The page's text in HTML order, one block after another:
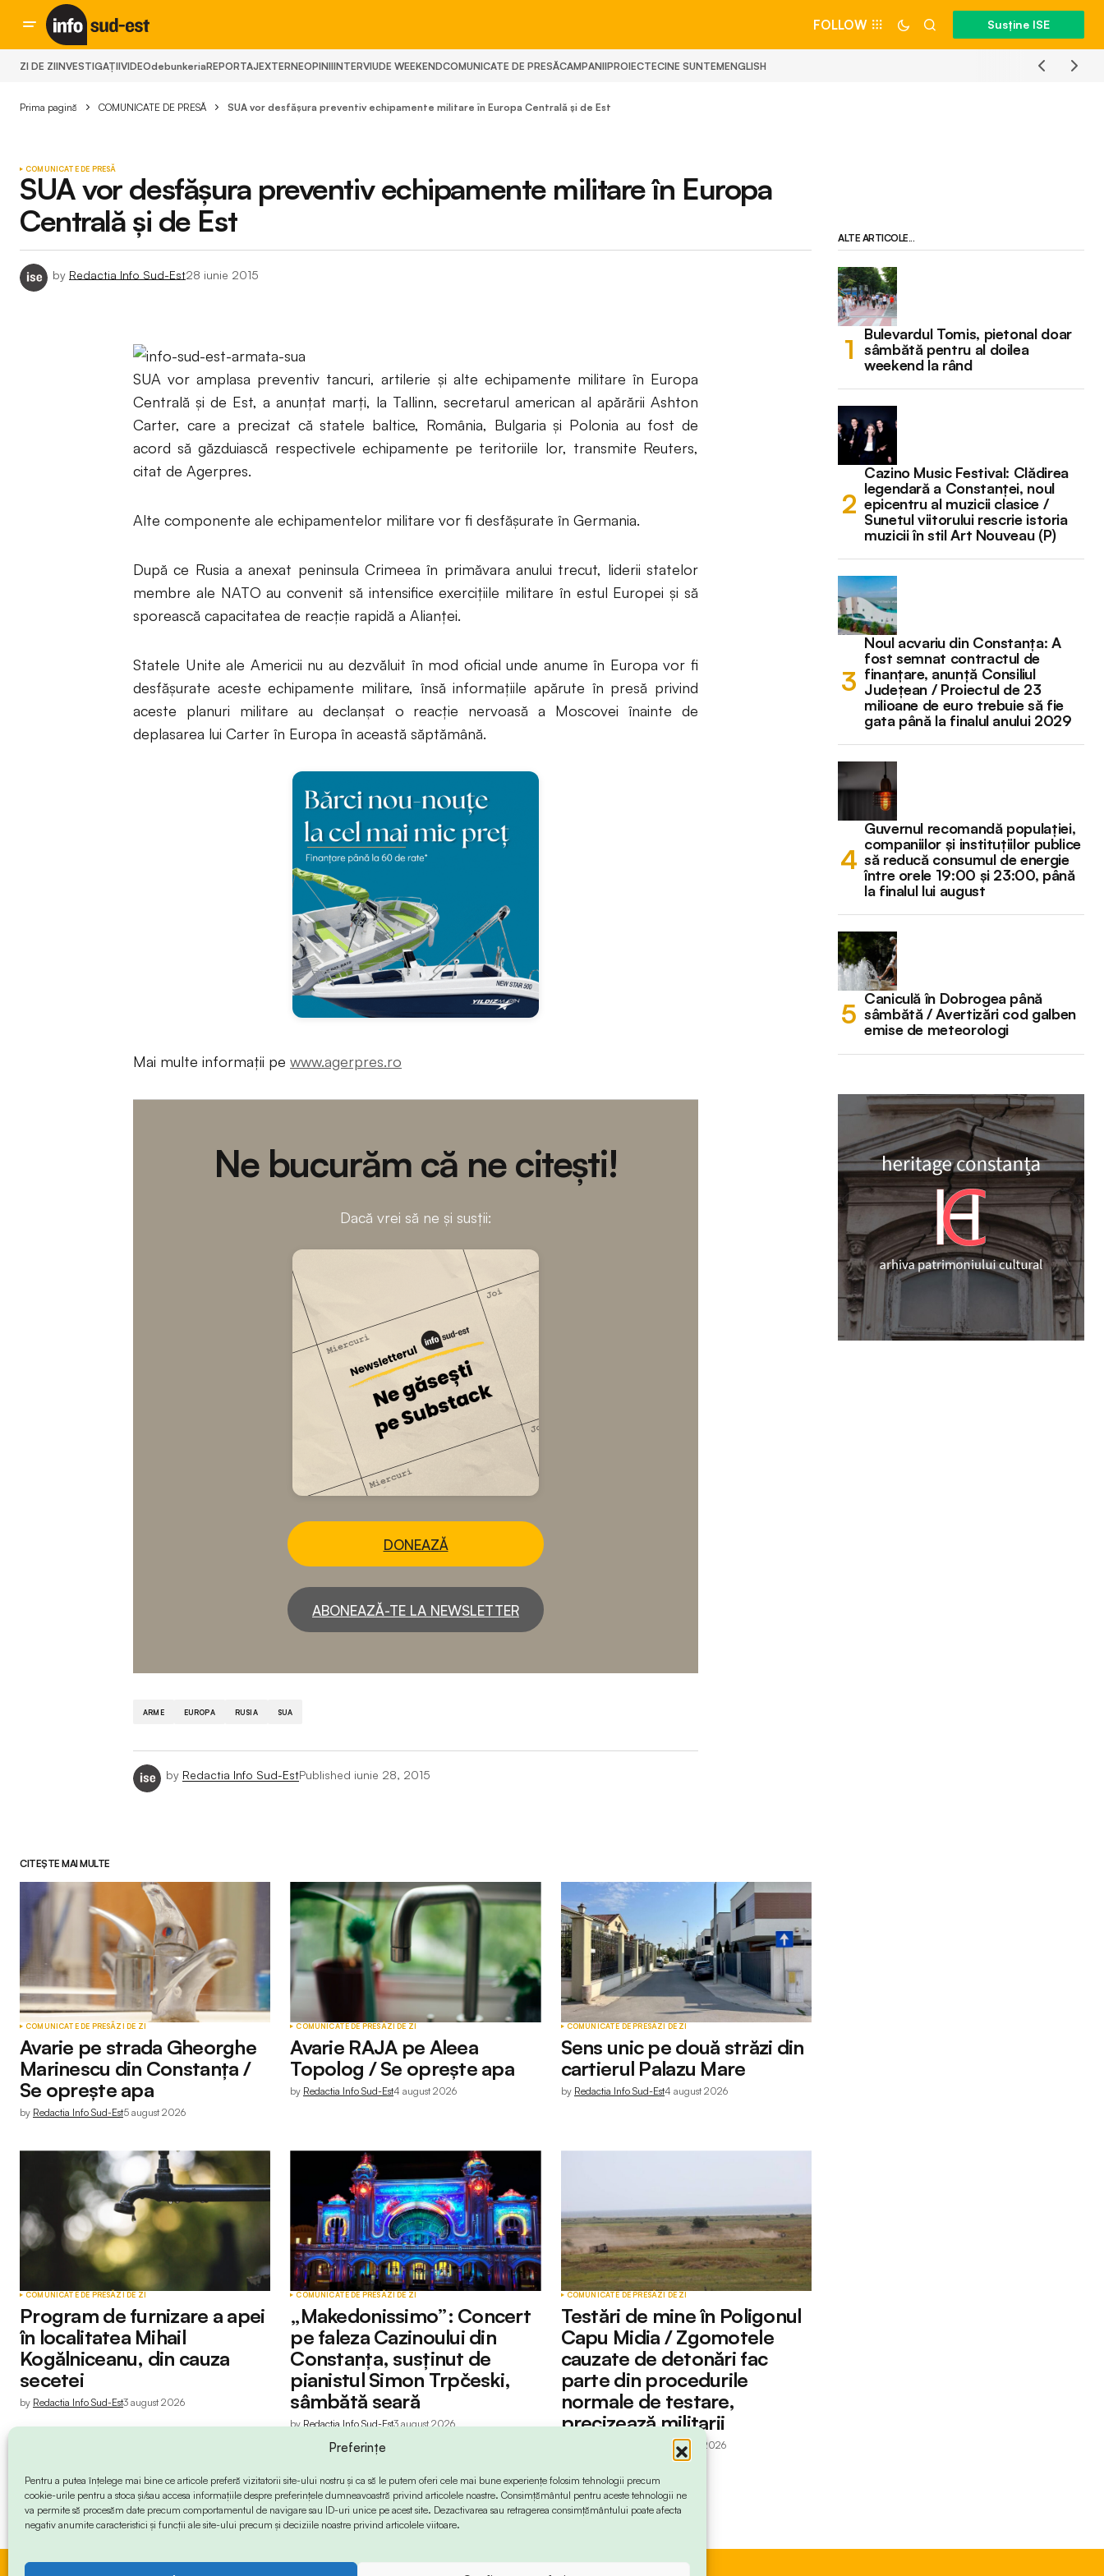
Preferințe
Pentru a putea înțelege mai bine ce articole preferă vizitatorii site-ului nostru și ca să le putem oferi cele mai bune experiențe folosim tehnologii precum
cookie-urile pentru a stoca și/sau accesa informațiile despre preferințele dumneavoastră privind articolele noastre. Consimțământul pentru aceste tehnologii ne
va permite să procesăm date precum comportamentul de navigare sau ID-uri unice pe acest site. Dezactivarea sau retragerea consimțământului poate afecta
negativ anumite caracteristici și funcții ale site-ului precum și deciziile noastre privind articolele viitoare.
FOLLOW Susține ISE
ZI DE ZIINVESTIGAȚIIVIDEOdebunkeriaREPORTAJEXTERNEOPINIIINTERVIUDE WEEKENDCOMUNICATE DE PRESĂCAMPANIIPROIECTECINE SUNTEMENGLISH
Prima pagină COMUNICATE DE PRESĂ SUA vor desfășura preventiv echipamente militare în Europa Centrală și de Est
COMUNICATE DE PRESĂ
SUA vor desfășura preventiv echipamente militare în Europa
Centrală și de Est
by Redactia Info Sud-Est28 iunie 2015
SUA vor amplasa preventiv tancuri, artilerie și alte echipamente militare în Europa
Centrală și de Est, a anunțat marți, la Tallinn, secretarul american al apărării Ashton
Carter, care a precizat că statele baltice, România, Bulgaria și Polonia au fost de
acord să găzduiască respectivele echipamente pe teritoriile lor, transmite Reuters,
citat de Agerpres.
Alte componente ale echipamentelor militare vor fi desfășurate în Germania.
După ce Rusia a anexat peninsula Crimeea în primăvara anului trecut, liderii statelor
membre ale NATO au convenit să intensifice exercițiile militare în estul Europei și să
sporească capacitatea de reacție rapidă a Alianței.
Statele Unite ale Americii nu au dezvăluit în mod oficial unde anume în Europa vor fi
desfășurate aceste echipamente militare, însă informațiile apărute în presă privind
aceste planuri militare au declanșat o reacție nervoasă a Moscovei înainte de
deplasarea lui Carter în Europa în această săptămână.
Mai multe informații pe www.agerpres.ro
Ne bucurăm că ne citești!
Dacă vrei să ne și susții:
DONEAZĂ
ABONEAZĂ-TE LA NEWSLETTER
ARME EUROPA RUSIA SUA
by Redactia Info Sud-EstPublished iunie 28, 2015
CITEȘTE MAI MULTE
COMUNICATE DE PRESĂZI DE ZI
Avarie pe strada Gheorghe
Marinescu din Constanța /
Se oprește apa
by Redactia Info Sud-Est5 august 2026
COMUNICATE DE PRESĂZI DE ZI
Avarie RAJA pe Aleea
Topolog / Se oprește apa
by Redactia Info Sud-Est4 august 2026
COMUNICATE DE PRESĂZI DE ZI
Sens unic pe două străzi din
cartierul Palazu Mare
by Redactia Info Sud-Est4 august 2026
COMUNICATE DE PRESĂZI DE ZI
Program de furnizare a apei
în localitatea Mihail
Kogălniceanu, din cauza
secetei
by Redactia Info Sud-Est3 august 2026
COMUNICATE DE PRESĂZI DE ZI
„Makedonissimo”: Concert
pe faleza Cazinoului din
Constanța, susținut de
pianistul Simon Trpčeski,
sâmbătă seară
by Redactia Info Sud-Est3 august 2026
COMUNICATE DE PRESĂZI DE ZI
Testări de mine în Poligonul
Capu Midia / Zgomotele
cauzate de detonări fac
parte din procedurile
normale de testare,
precizează militarii
3 august 2026
ALTE ARTICOLE...
Bulevardul Tomis, pietonal doar
sâmbătă pentru al doilea
weekend la rând
Cazino Music Festival: Clădirea
legendară a Constanței, noul
epicentru al muzicii clasice /
Sunetul viitorului rescrie istoria
muzicii în stil Art Nouveau (P)
Noul acvariu din Constanța: A
fost semnat contractul de
finanțare, anunță Consiliul
Județean / Proiectul de 23
milioane de euro trebuie să fie
gata până la finalul anului 2029
Guvernul recomandă populației,
companiilor și instituțiilor publice
să reducă consumul de energie
între orele 19:00 și 23:00, până
la finalul lui august
Caniculă în Dobrogea până
sâmbătă / Avertizări cod galben
emise de meteorologi